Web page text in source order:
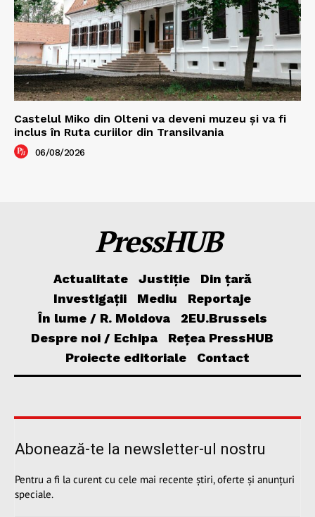
Castelul Miko din Olteni va deveni muzeu şi va fi
inclus în Ruta curiilor din Transilvania
06/08/2026
PressHUB
Actualitate Justiție
Din țară
Investigații
Mediu
Reportaje
În lume / R. Moldova
2EU.Brussels
Despre noi / Echipa
Rețea PressHUB
Proiecte editoriale
Contact
Abonează-te la newsletter-ul nostru
Pentru a fi la curent cu cele mai recente știri, oferte și anunțuri
speciale.